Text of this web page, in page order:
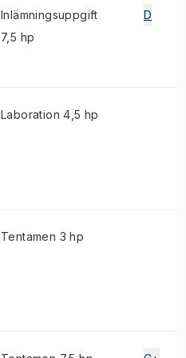
Inlämningsuppgift
7,5 hp
D
Laboration 4,5 hp
Tentamen 3 hp